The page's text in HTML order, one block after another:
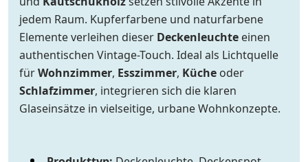
jedem Raum. Kupferfarbene und naturfarbene
Elemente verleihen dieser Deckenleuchte einen
authentischen Vintage-Touch. Ideal als Lichtquelle
fürWohnzimmer, Esszimmer, Küche oder
Schlafzimmer, integrieren sich die klaren
Glaseinsätze in vielseitige, urbane Wohnkonzepte.